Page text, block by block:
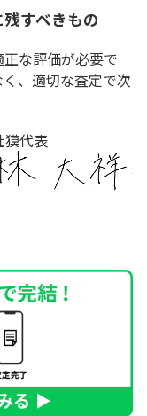
すべきもの
な評価が必要で
、適切な査定で次
獏代表